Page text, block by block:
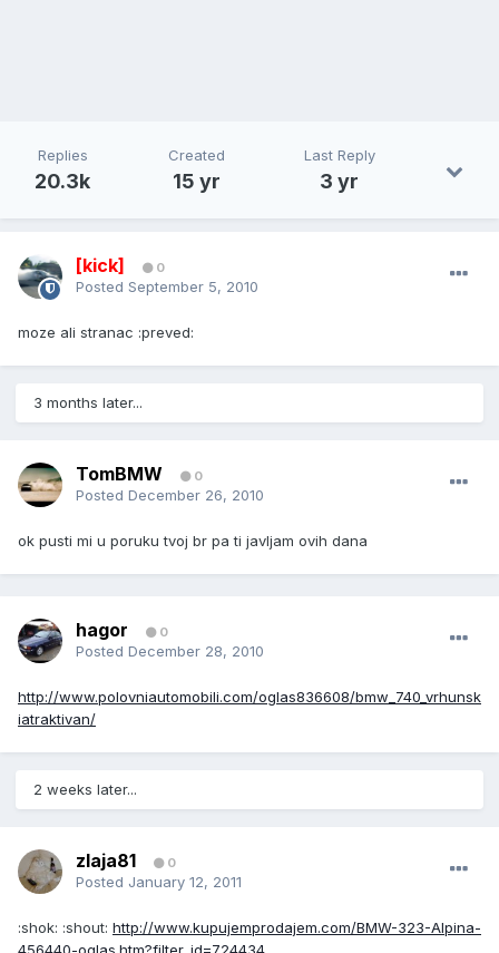
Replies
20.3k
Created
15 yr
Last Reply
3 yr
[kick] 0
Posted September 5, 2010
moze ali stranac :preved:
3 months later...
TomBMW 0
Posted December 26, 2010
ok pusti mi u poruku tvoj br pa ti javljam ovih dana
hagor 0
Posted December 28, 2010
http://www.polovniautomobili.com/oglas836608/bmw_740_vrhunsk
iatraktivan/
2 weeks later...
zlaja81 0
Posted January 12, 2011
:shok: :shout: http://www.kupujemprodajem.com/BMW-323-Alpina-